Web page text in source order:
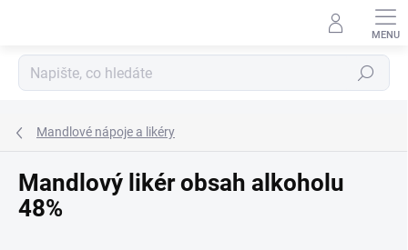
Hledat
Mandlové nápoje a likéry
Mandlový likér obsah alkoholu
48%